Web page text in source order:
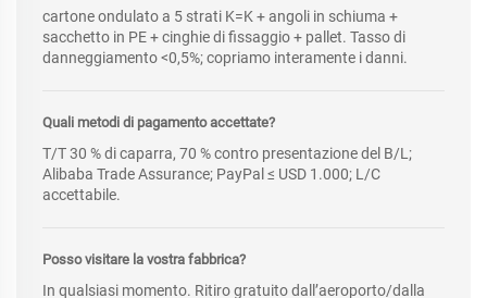
cartone ondulato a 5 strati K=K + angoli in schiuma +
sacchetto in PE + cinghie di fissaggio + pallet. Tasso di
danneggiamento <0,5%; copriamo interamente i danni.
Quali metodi di pagamento accettate?
T/T 30 % di caparra, 70 % contro presentazione del B/L;
Alibaba Trade Assurance; PayPal ≤ USD 1.000; L/C
accettabile.
Posso visitare la vostra fabbrica?
In qualsiasi momento. Ritiro gratuito dall’aeroporto/dalla